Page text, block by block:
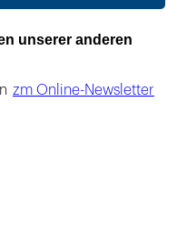
unserer anderen
zm Online-Newsletter